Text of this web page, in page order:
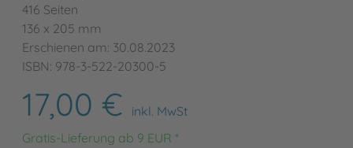
416 Seiten
136 x 205 mm
Erschienen am: 30.08.2023
ISBN: 978-3-522-20300-5
17,00 €
inkl. MwSt
Gratis-Lieferung ab 9 EUR *